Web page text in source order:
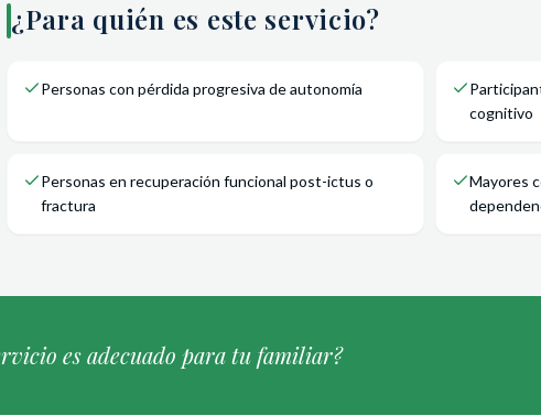
¿Para quién es este servicio?
Personas con pérdida progresiva de autonomía
cognitivo
Personas en recuperación funcional post-ictus o
fractura
Mayores
es adecuado para tu familiar?